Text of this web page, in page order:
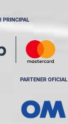
PRINCIPAL
PARTENER OFICIAL